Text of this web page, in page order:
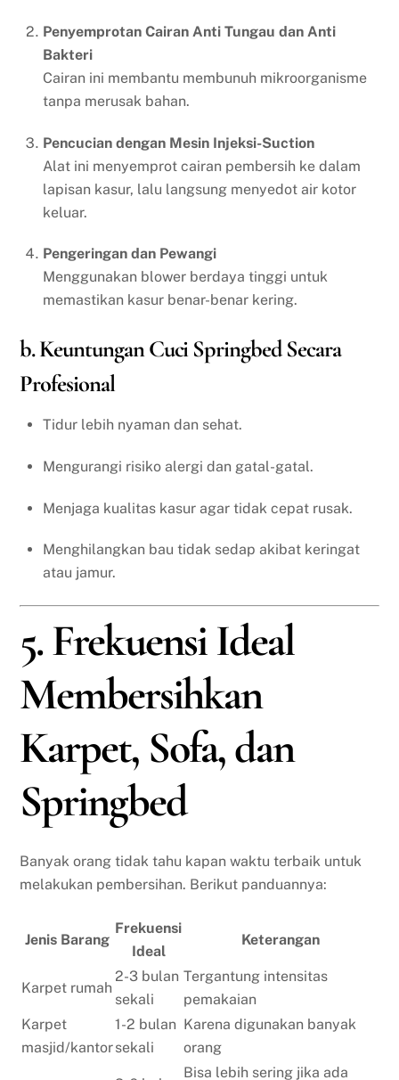
Penyemprotan Cairan Anti Tungau dan Anti
Bakteri
Cairan ini membantu membunuh mikroorganisme
tanpa merusak bahan.
Pencucian dengan Mesin Injeksi-Suction
Alat ini menyemprot cairan pembersih ke dalam
lapisan kasur, lalu langsung menyedot air kotor
keluar.
Pengeringan dan Pewangi
Menggunakan blower berdaya tinggi untuk
memastikan kasur benar-benar kering.
b. Keuntungan Cuci Springbed Secara
Profesional
Tidur lebih nyaman dan sehat.
Mengurangi risiko alergi dan gatal-gatal.
Menjaga kualitas kasur agar tidak cepat rusak.
Menghilangkan bau tidak sedap akibat keringat
atau jamur.
5. Frekuensi Ideal
Membersihkan
Karpet, Sofa, dan
Springbed
Banyak orang tidak tahu kapan waktu terbaik untuk
melakukan pembersihan. Berikut panduannya:
Jenis Barang
Frekuensi
Ideal
Keterangan
Karpet rumah
2-3 bulan
sekali
Tergantung intensitas
pemakaian
Karpet
masjid/kantor
1-2 bulan
sekali
Karena digunakan banyak
orang
Bisa lebih sering jika ada